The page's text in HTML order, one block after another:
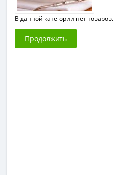
В данной категории нет товаров.
Продолжить